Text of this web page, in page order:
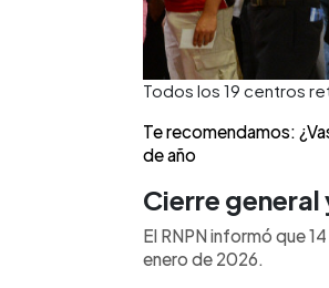
Todos los 19 centros
Te recomendamos:
de año
Cierre
El RNPN informó que
enero de 2026.